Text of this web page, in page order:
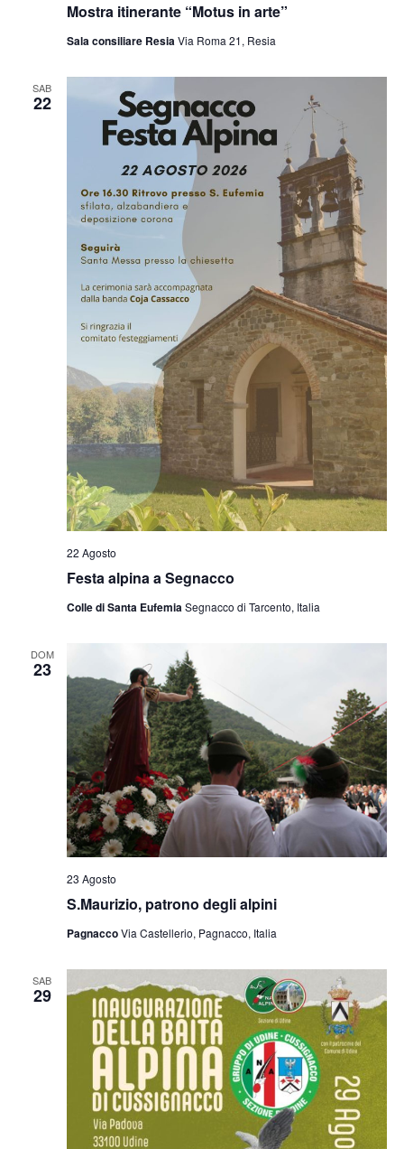
Mostra itinerante “Motus in arte”
Sala consiliare ResiaVia Roma 21, Resia
SAB
22
Festa alpina a Segnacco
22 Agosto
Colle di Santa EufemiaSegnacco di Tarcento, Italia
DOM
23
S.Maurizio, patrono degli alpini
23 Agosto
PagnaccoVia Castellerio, Pagnacco, Italia
SAB
29